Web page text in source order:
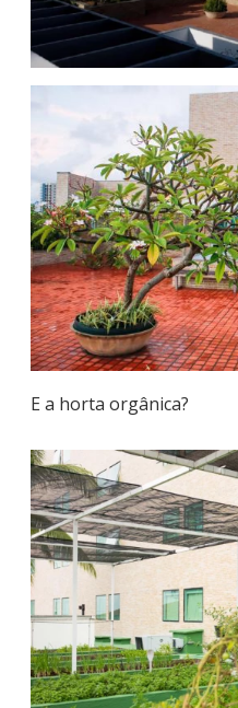
E a horta orgânica?